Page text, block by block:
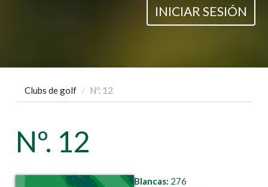
INICIAR SESIÓN
Clubs de golf Nº. 12
Nº. 12
Blancas: 276